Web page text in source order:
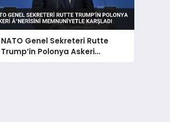
NATO Genel Sekreteri Rutte
Trump’in Polonya Askeri
Ä°nerisini Memnuniyetle